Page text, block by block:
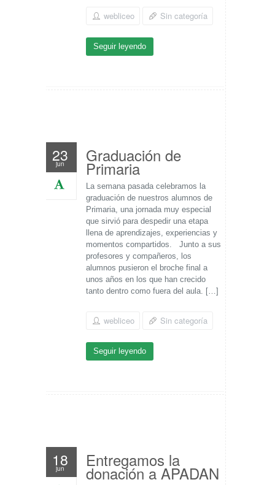
webliceo Sin categoría
Seguir leyendo
23
jun Graduación de
Primaria
La semana pasada celebramos la
graduación de nuestros alumnos de
Primaria, una jornada muy especial
que sirvió para despedir una etapa
llena de aprendizajes, experiencias y
momentos compartidos. Junto a sus
profesores y compañeros, los
alumnos pusieron el broche final a
unos años en los que han crecido
tanto dentro como fuera del aula. […]
webliceo Sin categoría
Seguir leyendo
18
jun Entregamos la
donación a APADAN